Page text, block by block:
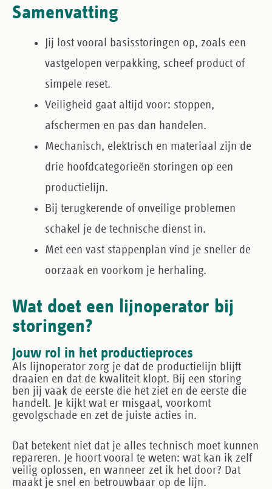
Samenvatting
Jij lost vooral basisstoringen op, zoals een
vastgelopen verpakking, scheef product of
simpele reset.
Veiligheid gaat altijd voor: stoppen,
afschermen en pas dan handelen.
Mechanisch, elektrisch en materiaal zijn de
drie hoofdcategorieën storingen op een
productielijn.
Bij terugkerende of onveilige problemen
schakel je de technische dienst in.
Met een vast stappenplan vind je sneller de
oorzaak en voorkom je herhaling.
Wat doet een lijnoperator bij
storingen?
Jouw rol in het productieproces
Als lijnoperator zorg je dat de productielijn blijft
draaien en dat de kwaliteit klopt. Bij een storing
ben jij vaak de eerste die het ziet en de eerste die
handelt. Je kijkt wat er misgaat, voorkomt
gevolgschade en zet de juiste acties in.
Dat betekent niet dat je alles technisch moet kunnen
repareren. Je hoort vooral te weten: wat kan ik zelf
veilig oplossen, en wanneer zet ik het door? Dat
maakt je snel en betrouwbaar op de lijn.